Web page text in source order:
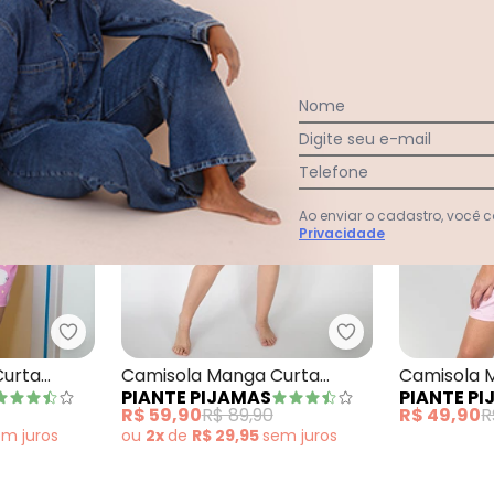
Manga Curta Poliviscose Floral Rosa
Piante Pijamas - Camisola Manga Curta Algodão
juros
-33%
Piante Pijamas -
Camisola Manga Curta
Algodão Floral Rosa
PIANTE PIJAMAS
R$ 59,90R$ 89,90
ou 2xde R$ 29,95sem juros
Camisola
Algodão
PIANTE
R$ 49,90
Nome
Digite seu e-mail
Telefone
Ao enviar o cadastro, você
Privacidade